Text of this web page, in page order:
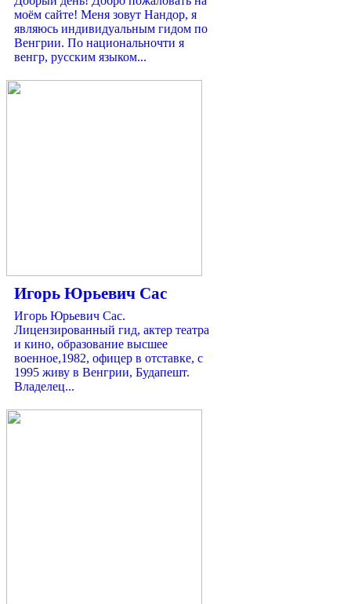
моём сайте! Меня зовут Нандор, я
являюсь индивидуальным гидом по
Венгрии. По национальночти я
венгр, русским языком...
Игорь Юрьевич Сас
Игорь Юрьевич Сас.
Лицензированный гид, актер театра
и кино, образование высшее
военное,1982, офицер в отставке, с
1995 живу в Венгрии, Будапешт.
Владелец...